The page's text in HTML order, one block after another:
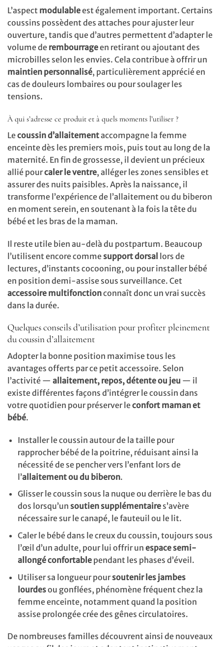
L’aspect modulableest également important. Certains
coussins possèdent des attaches pour ajuster leur
ouverture, tandis que d’autres permettent d’adapter le
volume de rembourrageen retirant ou ajoutant des
microbilles selon les envies. Cela contribue à offrir un
maintien personnalisé, particulièrement apprécié en
cas de douleurs lombaires ou pour soulager les
tensions.
À qui s’adresse ce produit et à quels moments l’utiliser ?
Lecoussin d’allaitementaccompagne la femme
enceinte dès les premiers mois, puis tout au long de la
maternité. En fin de grossesse, il devient un précieux
allié pourcaler le ventre, alléger les zones sensibles et
assurer des nuits paisibles. Après la naissance, il
transforme l’expérience de l’allaitement ou du biberon
en moment serein, en soutenant à la fois la tête du
bébé et les bras de la maman.
Il reste utile bien au-delà du postpartum. Beaucoup
l’utilisent encore comme support dorsal lors de
lectures, d’instants cocooning, ou pour installer bébé
en position demi-assise sous surveillance. Cet
accessoire multifonctionconnaît donc un vrai succès
dans la durée.
Quelques conseils d’utilisation pour profiter pleinement
du coussin d’allaitement
Adopter la bonne position maximise tous les
avantages offerts par ce petit accessoire. Selon
l’activité — allaitement, repos, détente ou jeu — il
existe différentes façons d’intégrer le coussin dans
votre quotidien pour préserver leconfort maman et
bébé.
Installer le coussin autour de la taille pour
rapprocher bébé de la poitrine, réduisant ainsi la
nécessité de se pencher vers l’enfant lors de
l’allaitement ou du biberon.
Glisser le coussin sous la nuque ou derrière le bas du
dos lorsqu’un soutien supplémentaires’avère
nécessaire sur le canapé, le fauteuil ou le lit.
Caler le bébé dans le creux du coussin, toujours sous
l’œil d’un adulte, pour lui offrir un espace semi-
allongé confortablependant les phases d’éveil.
Utiliser sa longueur poursoutenir les jambes
lourdesou gonflées, phénomène fréquent chez la
femme enceinte, notamment quand la position
assise prolongée crée des gênes circulatoires.
De nombreuses familles découvrent ainsi de nouveaux